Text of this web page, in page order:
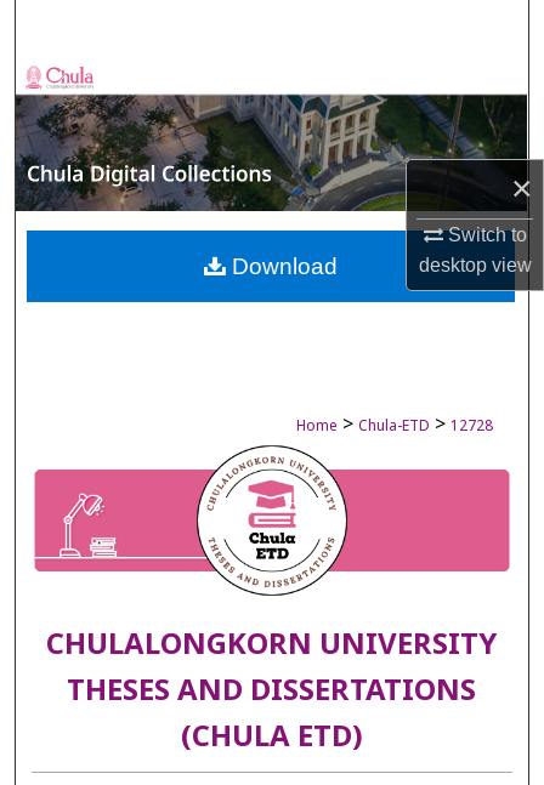
×
Switch to
desktopview
Browse Collections
My Account
About
Digital Commons Network™
Home > Chula-ETD > 12728
CHULALONGKORN UNIVERSITY
THESES AND DISSERTATIONS
(CHULA ETD)
Download